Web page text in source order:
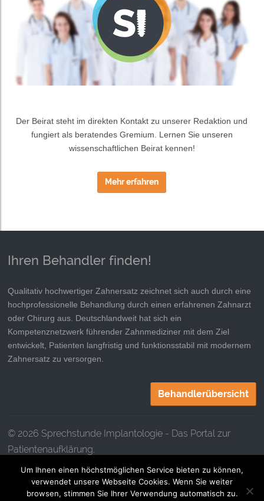
Der Beirat steht im direkten Kontakt zu unserer Redaktion und
fungiert als beratendes Gremium. Lernen Sie unseren
wissenschaftlichen Beirat kennen!
Mehr erfahren
Ihren Behandler finden!
Qualitativ hochwertiger Zahnersatz zeichnet sich auch durch eine
hochprofessionelle Behandlung durch einen erfahrenen Zahnarzt
oder Chirurg aus. Deutschlandweit hat sich ein
Kompetenznetzwerk führender Zahnmediziner mit dem Ziel
entwickelt, Patienten langfristig und funktionsstabil mit modernem
Zahnersatz zu versorgen.
Behandlerübersicht
© 2026 Sprechstunde Implantologie - Das Portal zur
Patientenaufklärung.
Kontaktieren Sie uns Impressum Datenschutz
Um Ihnen einen höchstmöglichen Service bieten zu können,
verwendet unsere Webseite Cookies. Wenn Sie weiter
browsen, stimmen Sie Ihrer Verwendung automatisch zu.